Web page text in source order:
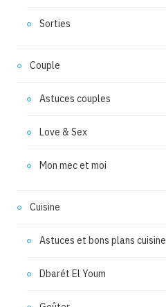
Sorties
Couple
Astuces couples
Love & Sex
Mon mec et moi
Cuisine
Astuces et bons plans cuisine
Dbarét El Youm